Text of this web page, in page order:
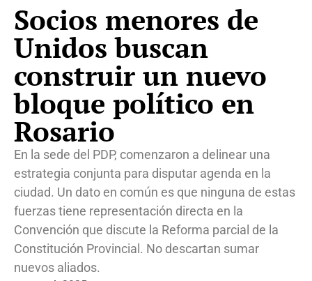
Socios menores de
Unidos buscan
construir un nuevo
bloque político en
Rosario
En la sede del PDP, comenzaron a delinear una
estrategia conjunta para disputar agenda en la
ciudad. Un dato en común es que ninguna de estas
fuerzas tiene representación directa en la
Convención que discute la Reforma parcial de la
Constitución Provincial. No descartan sumar
nuevos aliados.